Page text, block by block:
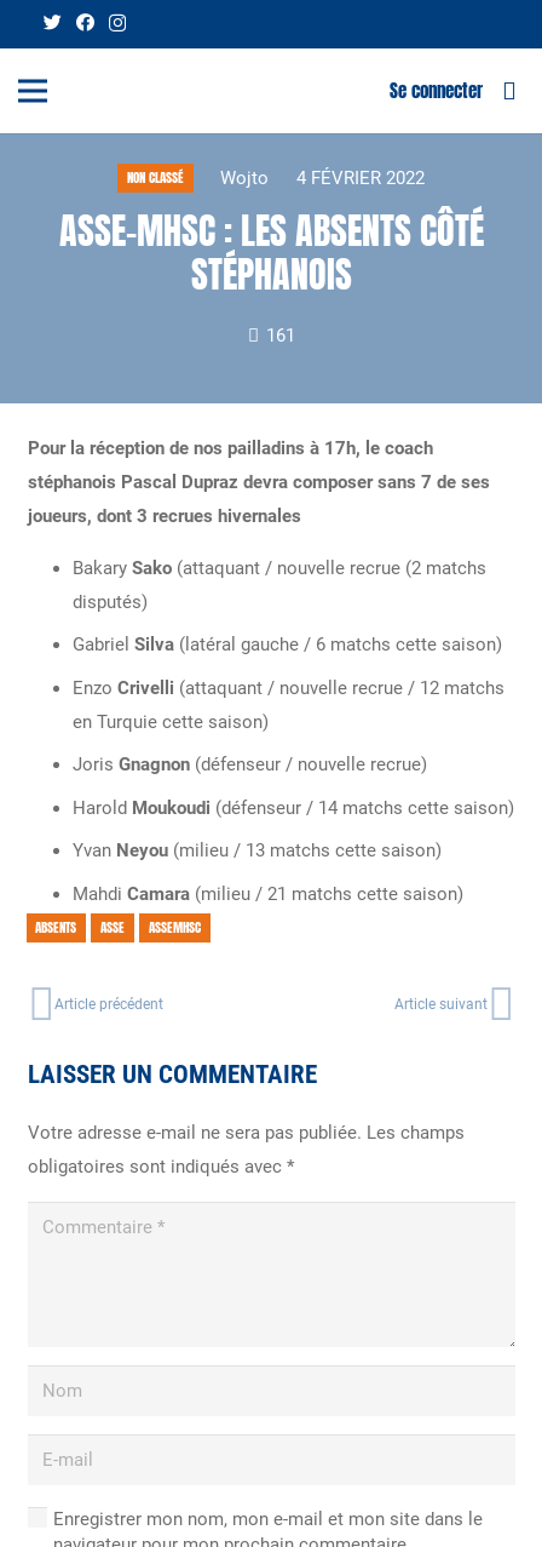
Se connecter
NON CLASSÉ Wojto 4 FÉVRIER 2022
ASSE-MHSC : LES ABSENTS CÔTÉ
STÉPHANOIS
161
Pour la réception de nos pailladins à 17h, le coach
stéphanois Pascal Dupraz devra composer sans 7 de ses
joueurs, dont 3 recrues hivernales
Bakary Sako (attaquant / nouvelle recrue (2 matchs
disputés)
Gabriel Silva (latéral gauche / 6 matchs cette saison)
Enzo Crivelli (attaquant / nouvelle recrue / 12 matchs
en Turquie cette saison)
Joris Gnagnon (défenseur / nouvelle recrue)
Harold Moukoudi (défenseur / 14 matchs cette saison)
Yvan Neyou (milieu / 13 matchs cette saison)
Mahdi Camara (milieu / 21 matchs cette saison)
ABSENTS ASSE ASSEMHSC
Article précédent Article suivant
LAISSER UN COMMENTAIRE
Votre adresse e-mail ne sera pas publiée. Les champs
obligatoires sont indiqués avec *
Enregistrer mon nom, mon e-mail et mon site dans le